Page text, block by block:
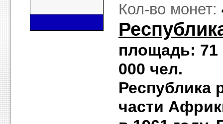
Кол-во монет:
площадь: 71
000 чел.
Республика
части